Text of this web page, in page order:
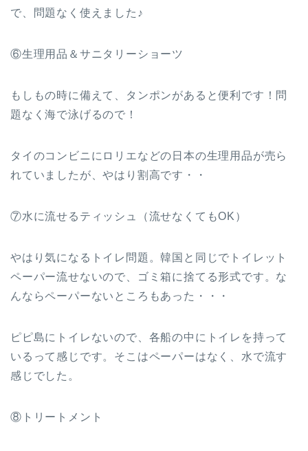
で、問題なく使えました♪
⑥生理用品＆サニタリーショーツ
もしもの時に備えて、タンポンがあると便利です！問
題なく海で泳げるので！
タイのコンビニにロリエなどの日本の生理用品が売ら
れていましたが、やはり割高です・・
⑦水に流せるティッシュ（流せなくてもOK）
やはり気になるトイレ問題。韓国と同じでトイレット
ペーパー流せないので、ゴミ箱に捨てる形式です。な
んならペーパーないところもあった・・・
ピピ島にトイレないので、各船の中にトイレを持って
いるって感じです。そこはペーパーはなく、水で流す
感じでした。
⑧トリートメント